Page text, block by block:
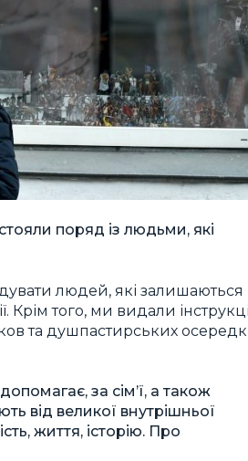
поряд із людьми, які
людей, які залишаються
Крім того, ми видали
та душпастирських
за сім’ї, а також
від великої внутрішньої
життя, історію. Про